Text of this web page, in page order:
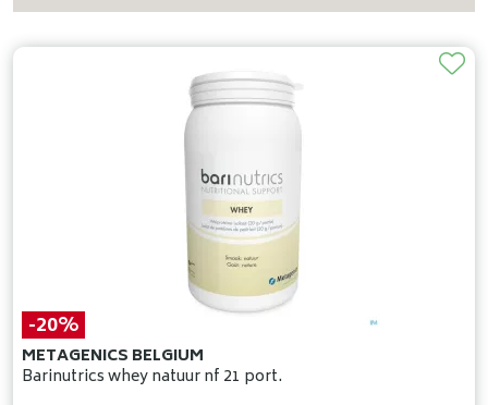
-20%
METAGENICS BELGIUM
Barinutrics whey natuur nf 21 port.